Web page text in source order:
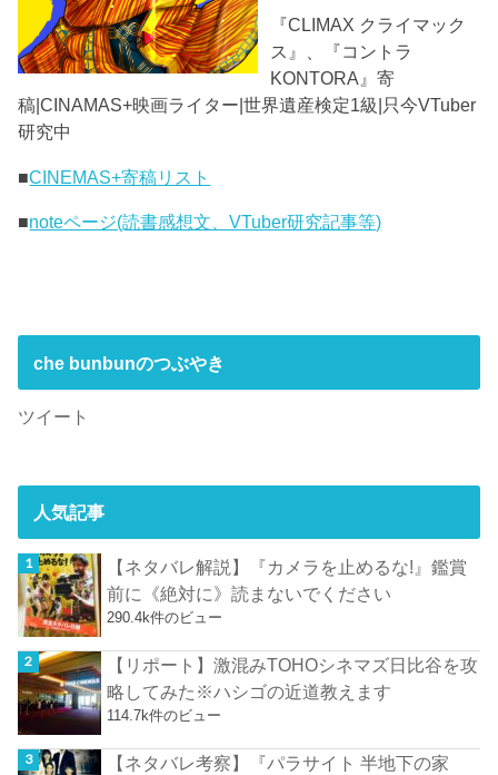
『CLIMAX クライマック
ス』、『コントラ
KONTORA』寄
稿|CINAMAS+映画ライター|世界遺産検定1級|只今VTuber
研究中
■CINEMAS+寄稿リスト
■noteページ(読書感想文、VTuber研究記事等)
che bunbunのつぶやき
ツイート
人気記事
【ネタバレ解説】『カメラを止めるな!』鑑賞
前に《絶対に》読まないでください
290.4k件のビュー
【リポート】激混みTOHOシネマズ日比谷を攻
略してみた※ハシゴの近道教えます
114.7k件のビュー
【ネタバレ考察】『パラサイト 半地下の家